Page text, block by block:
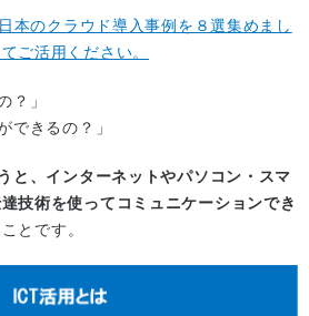
本のクラウド導入事例を８選集めまし
ご活用ください。
？」
できるの？」
と、インターネットやパソコン・スマ
技術を使ってコミュニケーションでき
とです。